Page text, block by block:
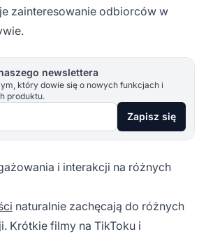
zainteresowanie odbiorców w
newslettera
który dowie się o nowych funkcjach i
produktu.
Zapisz się
i interakcji na różnych
naturalnie zachęcają do różnych
Krótkie filmy na TikToku i